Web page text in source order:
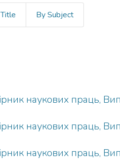
By Subject
наукових праць,
наукових праць,
наукових праць,